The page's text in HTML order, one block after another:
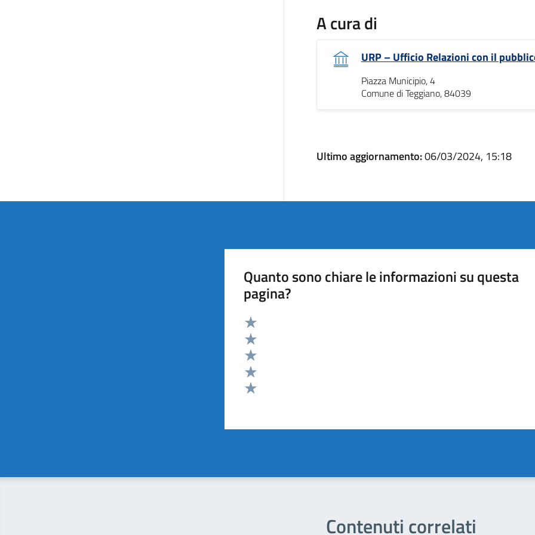
A cura di
URP – Ufficio Relazioni con il
Piazza Municipio, 4
Comune di Teggiano, 84039
Ultimo aggiornamento:06/03/2024, 15:18
Quanto sono chiare le informazioni su questa
pagina?
Valuta 5 stelle su 5
Valuta 4 stelle su 5
Valuta 3 stelle su 5
Valuta 2 stelle su 5
Contenuti correlati